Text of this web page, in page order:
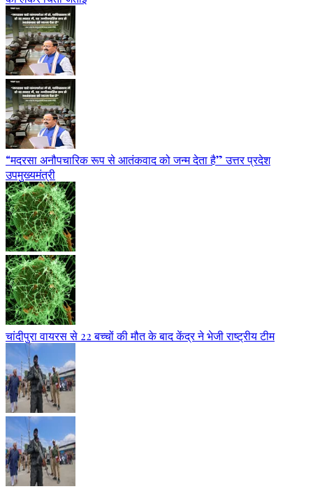
“मदरसा अनौपचारिक रूप से आतंकवाद को जन्म देता है” उत्तर प्रदेश
उपमुख्यमंत्री
चांदीपुरा वायरस से 22 बच्चों की मौत के बाद केंद्र ने भेजी राष्ट्रीय टीम